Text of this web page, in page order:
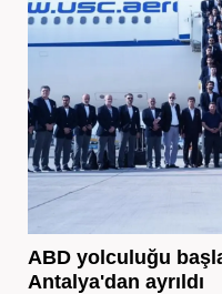
ABD yolculuğu
Antalya'dan ayrıldı